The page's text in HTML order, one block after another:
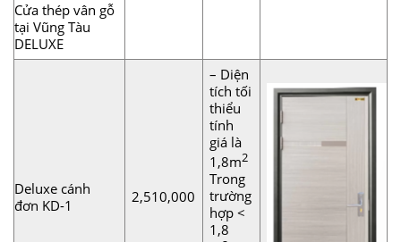
Cửa thép vân gỗ
tại Vũng Tàu
DELUXE
Deluxe cánh
đơn KD-1
2,510,000
– Diện
tích tối
thiểu
tính
giá là
1,8m2
Trong
trường
hợp <
1,8